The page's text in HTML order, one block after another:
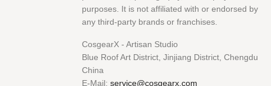
purposes. It is not affiliated with or endorsed by
any third-party brands or franchises.
CosgearX - Artisan Studio
Blue Roof Art District, Jinjiang District, Chengdu
China
E-Mail: service@cosgearx.com